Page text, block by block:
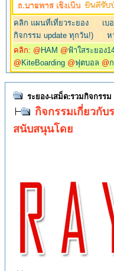
คลิก แผนที่เที่ยวระยอง เบ
กิจกรรม update ทุกวัน!) |ห
คลิก: @ HAM @ฟ้าใสระยอง
@ KiteBoarding @ฟุตบอล @
ระยอง-เสม็ด:รวมกิจกรร
กิจกรรมเกี่ยวกั
สนับสนุนโดย